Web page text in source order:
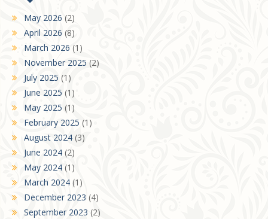
May 2026 (2)
April 2026 (8)
March 2026 (1)
November 2025 (2)
July 2025 (1)
June 2025 (1)
May 2025 (1)
February 2025 (1)
August 2024 (3)
June 2024 (2)
May 2024 (1)
March 2024 (1)
December 2023 (4)
September 2023 (2)